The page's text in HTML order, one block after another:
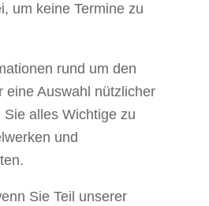
um keine Termine zu
rund um den
eine Auswahl nützlicher
alles Wichtige zu
und
Sie Teil unserer